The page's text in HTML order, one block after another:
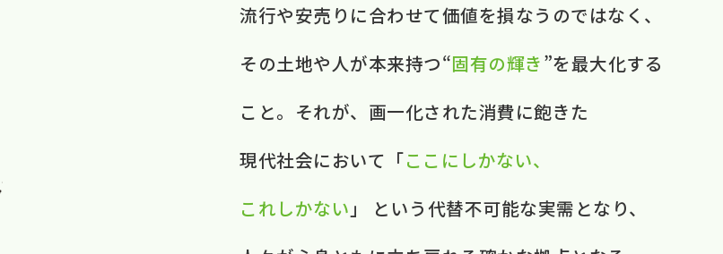
流行や​安売りに​合わせて​価値を​損なうのではなく、​ ​
その​土地や​人が​本来​持つ“固有の​輝き”を​最大化する​
こと。​ それが、​画一化された​消費に​飽きた​
現代社会に​おいて​ ​「ここに​しかない、​
これしかない 」 と​いう​代替不可能な​実需と​なり、​